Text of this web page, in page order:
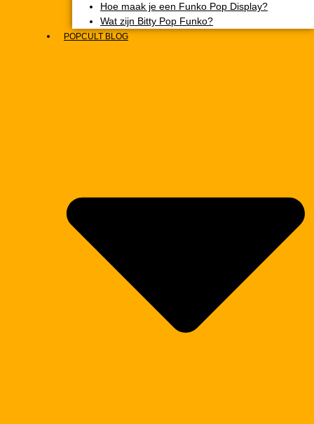
Hoe maak je een Funko Pop Display?
Wat zijn Bitty Pop Funko?
POPCULT BLOG